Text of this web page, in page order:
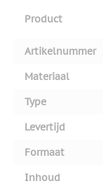
Product
Artikelnummer
Materiaal
Type
Levertijd
Formaat
Inhoud